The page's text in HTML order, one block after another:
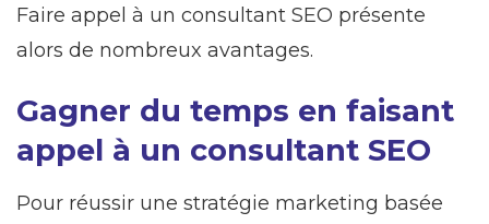
Faire appel à un consultant SEO présente
alors de nombreux avantages.
Gagner du temps en faisant
appel à un consultant SEO
Pour réussir une stratégie marketing basée